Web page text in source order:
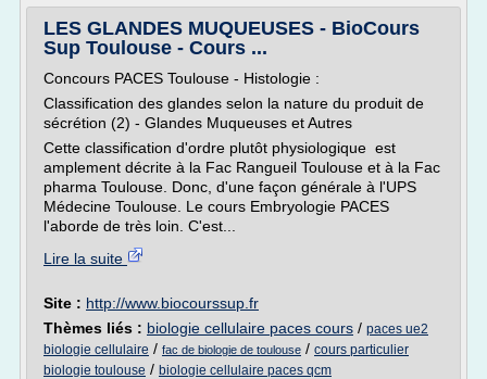
LES GLANDES MUQUEUSES - BioCours
Sup Toulouse - Cours ...
Concours PACES Toulouse - Histologie :
Classification des glandes selon la nature du produit de
sécrétion (2) - Glandes Muqueuses et Autres
Cette classification d'ordre plutôt physiologique est
amplement décrite à la Fac Rangueil Toulouse et à la Fac
pharma Toulouse. Donc, d'une façon générale à l'UPS
Médecine Toulouse. Le cours Embryologie PACES
l'aborde de très loin. C'est...
Lire la suite
Site : http://www.biocourssup.fr
Thèmes liés : biologie cellulaire paces cours / paces ue2
biologie cellulaire / fac de biologie de toulouse / cours particulier
biologie toulouse / biologie cellulaire paces qcm